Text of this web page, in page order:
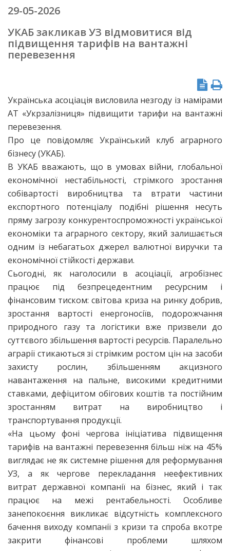
29-05-2026
УКАБ закликав УЗ відмовитися від
підвищення тарифів на вантажні
перевезення
Українська асоціація висловила незгоду із намірами
АТ «Укрзалізниця» підвищити тарифи на вантажні
перевезення.
Про це повідомляє Український клуб аграрного
бізнесу (УКАБ).
В УКАБ вважають, що в умовах війни, глобальної
економічної нестабільності, стрімкого зростання
собівартості виробництва та втрати частини
експортного потенціалу подібні рішення несуть
пряму загрозу конкурентоспроможності української
економіки та аграрного сектору, який залишається
одним із небагатьох джерел валютної виручки та
економічної стійкості держави.
Сьогодні, як наголосили в асоціації, агробізнес
працює під безпрецедентним ресурсним і
фінансовим тиском: світова криза на ринку добрив,
зростання вартості енергоносіїв, подорожчання
природного газу та логістики вже призвели до
суттєвого збільшення вартості ресурсів. Паралельно
аграрії стикаються зі стрімким ростом цін на засоби
захисту рослин, збільшенням акцизного
навантаження на пальне, високими кредитними
ставками, дефіцитом обігових коштів та постійним
зростанням витрат на виробництво і
транспортування продукції.
«На цьому фоні чергова ініціатива підвищення
тарифів на вантажні перевезення більш ніж на 45%
виглядає не як системне рішення для реформування
УЗ, а як чергове перекладання неефективних
витрат державної компанії на бізнес, який і так
працює на межі рентабельності. Особливе
занепокоєння викликає відсутність комплексного
бачення виходу компанії з кризи та спроба вкотре
закрити фінансові проблеми шляхом